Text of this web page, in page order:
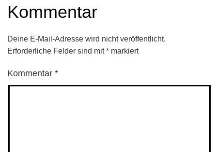
Kommentar
Deine E-Mail-Adresse wird nicht veröffentlicht.
Erforderliche Felder sind mit* markiert
Kommentar *